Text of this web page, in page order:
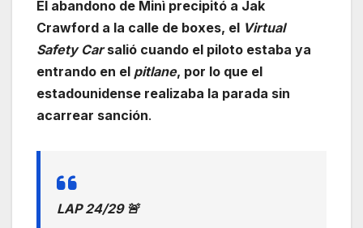
El abandono de Minì precipitó a Jak
Crawford a la calle de boxes, el Virtual
Safety Carsalió cuando el piloto estaba ya
entrando en el pitlane, por lo que el
estadounidense realizaba la parada sin
acarrear sanción.
LAP 24/29 🚨